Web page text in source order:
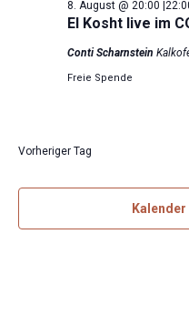
El Kosht live im
8. August @ 20:00
Conti Scharnstein
Freie Spende
Vorheriger Tag